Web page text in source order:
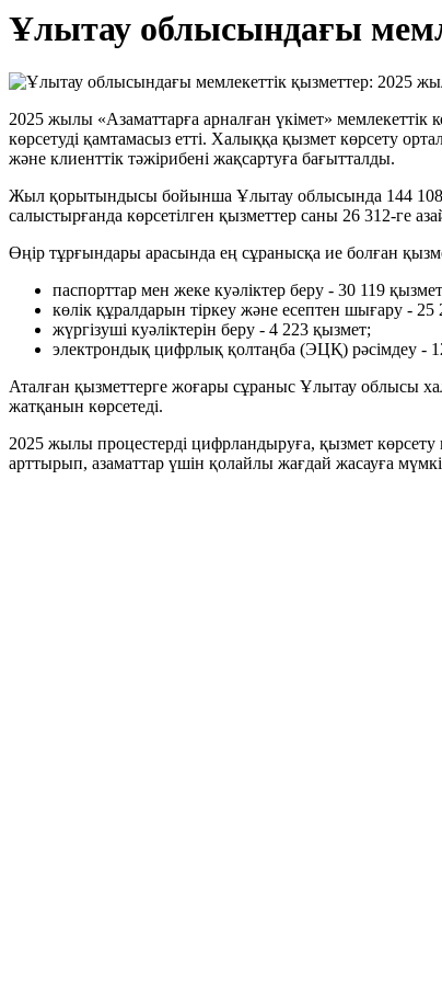
Ұлытау облысындағы
2025 жылы «Азаматтарға арналған үкімет»
көрсетуді қамтамасыз етті. Халыққа қызмет көрсету
және клиенттік тәжірибені жақсартуға бағытталды.
Жыл қорытындысы бойынша Ұлытау облысында 144 108
салыстырғанда көрсетілген қызметтер саны 26 312-ге
Өңір тұрғындары арасында ең сұранысқа ие болған
паспорттар мен жеке куәліктер беру - 30 119
көлік құралдарын тіркеу және есептен шығару - 25
жүргізуші куәліктерін беру - 4 223 қызмет;
электрондық цифрлық қолтаңба (ЭЦҚ) рәсімдеу -
Аталған қызметтерге жоғары сұраныс Ұлытау облысы
жатқанын көрсетеді.
2025 жылы процестерді цифрландыруға, қызмет көрсету
арттырып, азаматтар үшін қолайлы жағдай жасауға